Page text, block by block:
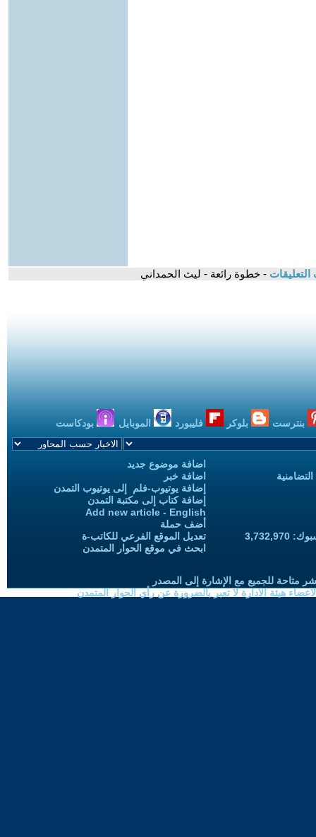
- خطوة رائعة - ليث الحمداني
بنترست بلوكر فليبورد الموبايل بودكاست
اضافة موضوع جديد
اضافة خبر
إضافة يوتيوب-فلم إلى يوتيوب التمدن
إضافة كتاب إلى مكتبة التمدن
Add new article - English
أضف حملة
تعديل الموقع الفرعي للكاتب-ة
ابحث في موقع الحوار المتمدن
متاحة للجميع مع الإشارة إلى المصدر
هيئة الادارة لا تعبر بالضرورة عن رأي الحوار المتمدن